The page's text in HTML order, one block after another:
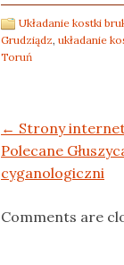
Układanie kostki
Grudziądz, układanie
Toruń
Post navigation
← Strony
Polecane
cyganologiczni
Comments are